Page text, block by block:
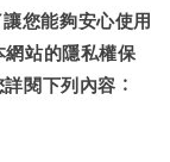
您能夠安心使用
網站的隱私權保
閱下列內容：